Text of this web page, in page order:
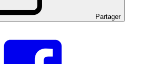
Partager